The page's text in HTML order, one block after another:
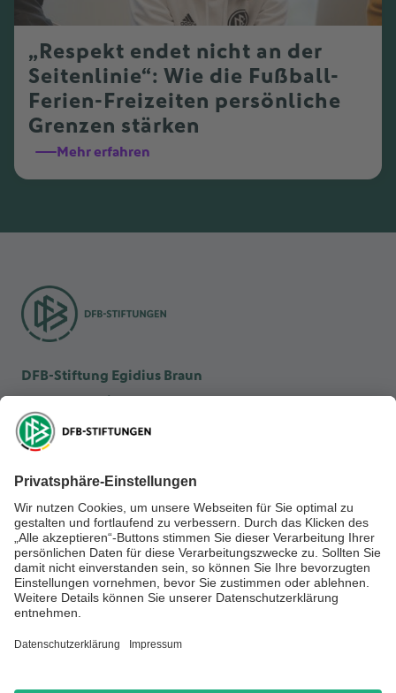
„Respekt endet nicht an der
Seitenlinie“: Wie die Fußball-
Ferien-Freizeiten persönliche
Grenzen stärken
Mehr erfahren
DFB-Stiftung Egidius Braun
DFB-Stiftung Sepp Herberger
NEWSLETTER ABONNIEREN
Anmelden